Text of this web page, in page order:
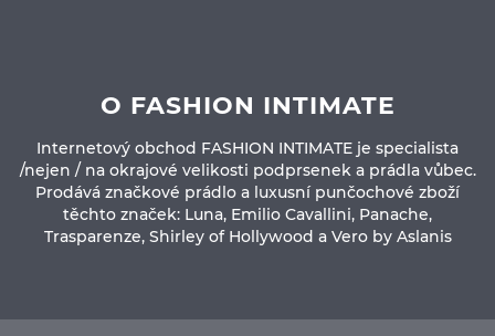
O FASHION INTIMATE
Internetový obchod FASHION INTIMATE je specialista
/nejen / na okrajové velikosti podprsenek a prádla vůbec.
Prodává značkové prádlo a luxusní punčochové zboží
těchto značek: Luna, Emilio Cavallini, Panache,
Trasparenze, Shirley of Hollywood a Vero by Aslanis